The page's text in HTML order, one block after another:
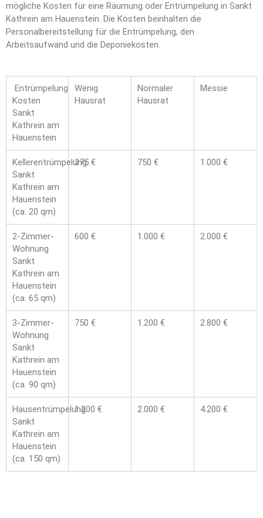
mögliche Kosten für eine Räumung oder Entrümpelung in Sankt
Kathrein am Hauenstein. Die Kosten beinhalten die
Personalbereitstellung für die Entrümpelung, den
Arbeitsaufwand und die Deponiekosten.
Entrümpelung
Kosten
Sankt
Kathrein am
Hauenstein
Wenig
Hausrat
Normaler
Hausrat
Messie
Kellerentrümpelung
Sankt
Kathrein am
Hauenstein
(ca. 20 qm)
375 € 750 € 1.000 €
2-Zimmer-
Wohnung
Sankt
Kathrein am
Hauenstein
(ca. 65 qm)
600 € 1.000 € 2.000 €
3-Zimmer-
Wohnung
Sankt
Kathrein am
Hauenstein
(ca. 90 qm)
750 € 1.200 € 2.800 €
Hausentrümpelung
Sankt
Kathrein am
Hauenstein
(ca. 150 qm)
1.200 € 2.000 € 4.200 €